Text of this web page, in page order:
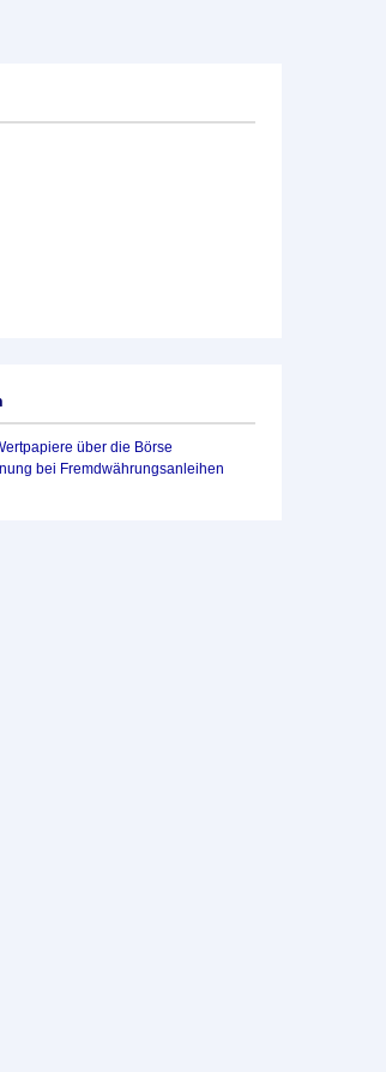
über die Börse
bei Fremdwährungsanleihen